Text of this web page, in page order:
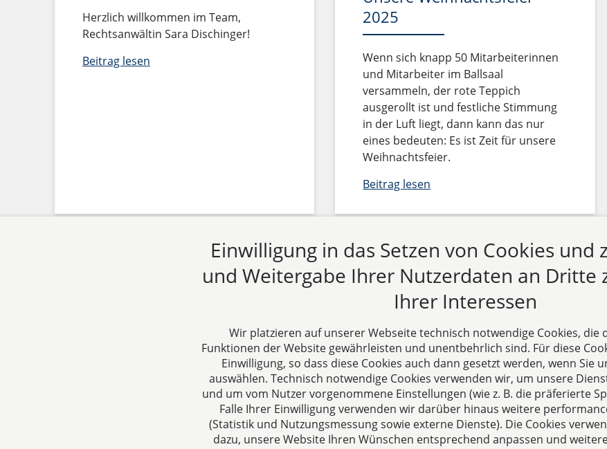
Herzlich willkommen im Team,
Rechtsanwältin Sara Dischinger!
Beitrag lesen
2025
Wenn sich knapp 50 Mitarbeiterinnen
und Mitarbeiter im Ballsaal
versammeln, der rote Teppich
ausgerollt ist und festliche Stimmung
in der Luft liegt, dann kann das nur
eines bedeuten: Es ist Zeit für unsere
Weihnachtsfeier.
Beitrag lesen
Über uns
DH&K ist Ihre erfahrene
Wirtschaftskanzlei aus Aachen. Wir
denken unternehmerisch und
verstehen uns als Full-Service-
Folgen Sie uns auf
Einwilligung in das Setzen von Cookies und
und Weitergabe Ihrer Nutzerdaten an Dritte
Ihrer Interessen
Wir platzieren auf unserer Webseite technisch notwendige Cookies, die
Funktionen der Website gewährleisten und unentbehrlich sind. Für diese
Einwilligung, so dass diese Cookies auch dann gesetzt werden, wenn Sie
auswählen. Technisch notwendige Cookies verwenden wir, um unsere
und um vom Nutzer vorgenommene Einstellungen (wie z. B. die präferierte
Falle Ihrer Einwilligung verwenden wir darüber hinaus weitere
(Statistik und Nutzungsmessung sowie externe Dienste). Die Cookies
dazu, unsere Website Ihren Wünschen entsprechend anpassen und